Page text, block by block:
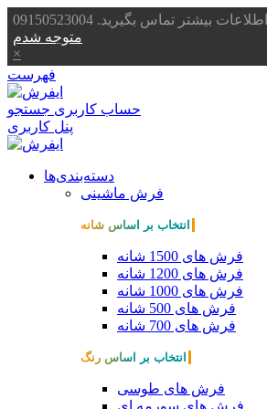
تماس بگیرید. 09150523004
متوجه شدم
×
فهرست
حساب کاربری جستجو
پنل کاربری
دسته‌بندی‌ها
فرش ماشینی
انتخاب بر اساس شانه
فرش های 1500 شانه
فرش های 1200 شانه
فرش های 1000 شانه
فرش های 500 شانه
فرش های 700 شانه
انتخاب بر اساس رنگ
فرش های طوسی
فرش های سورمه ای